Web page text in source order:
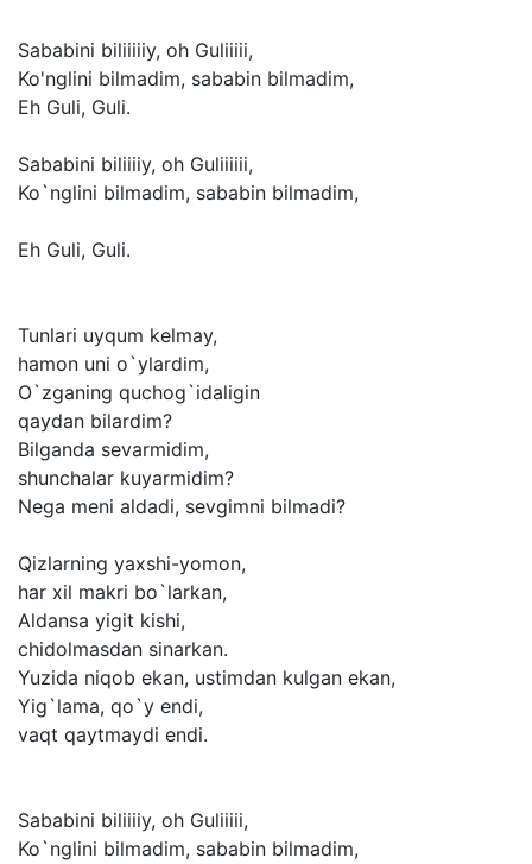
Sababini biliiiiiy, oh Guliiiii,
Ko'nglini bilmadim, sababin bilmadim,
Eh Guli, Guli.
Sababini biliiiiy, oh Guliiiiii,
Ko`nglini bilmadim, sababin bilmadim,
Eh Guli, Guli.
Tunlari uyqum kelmay,
hamon uni o`ylardim,
O`zganing quchog`idaligin
qaydan bilardim?
Bilganda sevarmidim,
shunchalar kuyarmidim?
Nega meni aldadi, sevgimni bilmadi?
Qizlarning yaxshi-yomon,
har xil makri bo`larkan,
Aldansa yigit kishi,
chidolmasdan sinarkan.
Yuzida niqob ekan, ustimdan kulgan ekan,
Yig`lama, qo`y endi,
vaqt qaytmaydi endi.
Sababini biliiiiy, oh Guliiiii,
Ko`nglini bilmadim, sababin bilmadim,